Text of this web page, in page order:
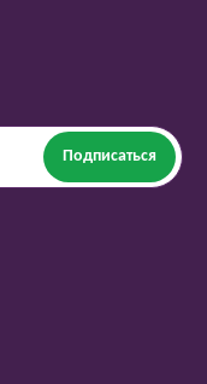
Подписаться